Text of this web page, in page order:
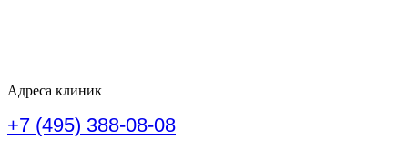
Адреса клиник
+7 (495) 388-08-08